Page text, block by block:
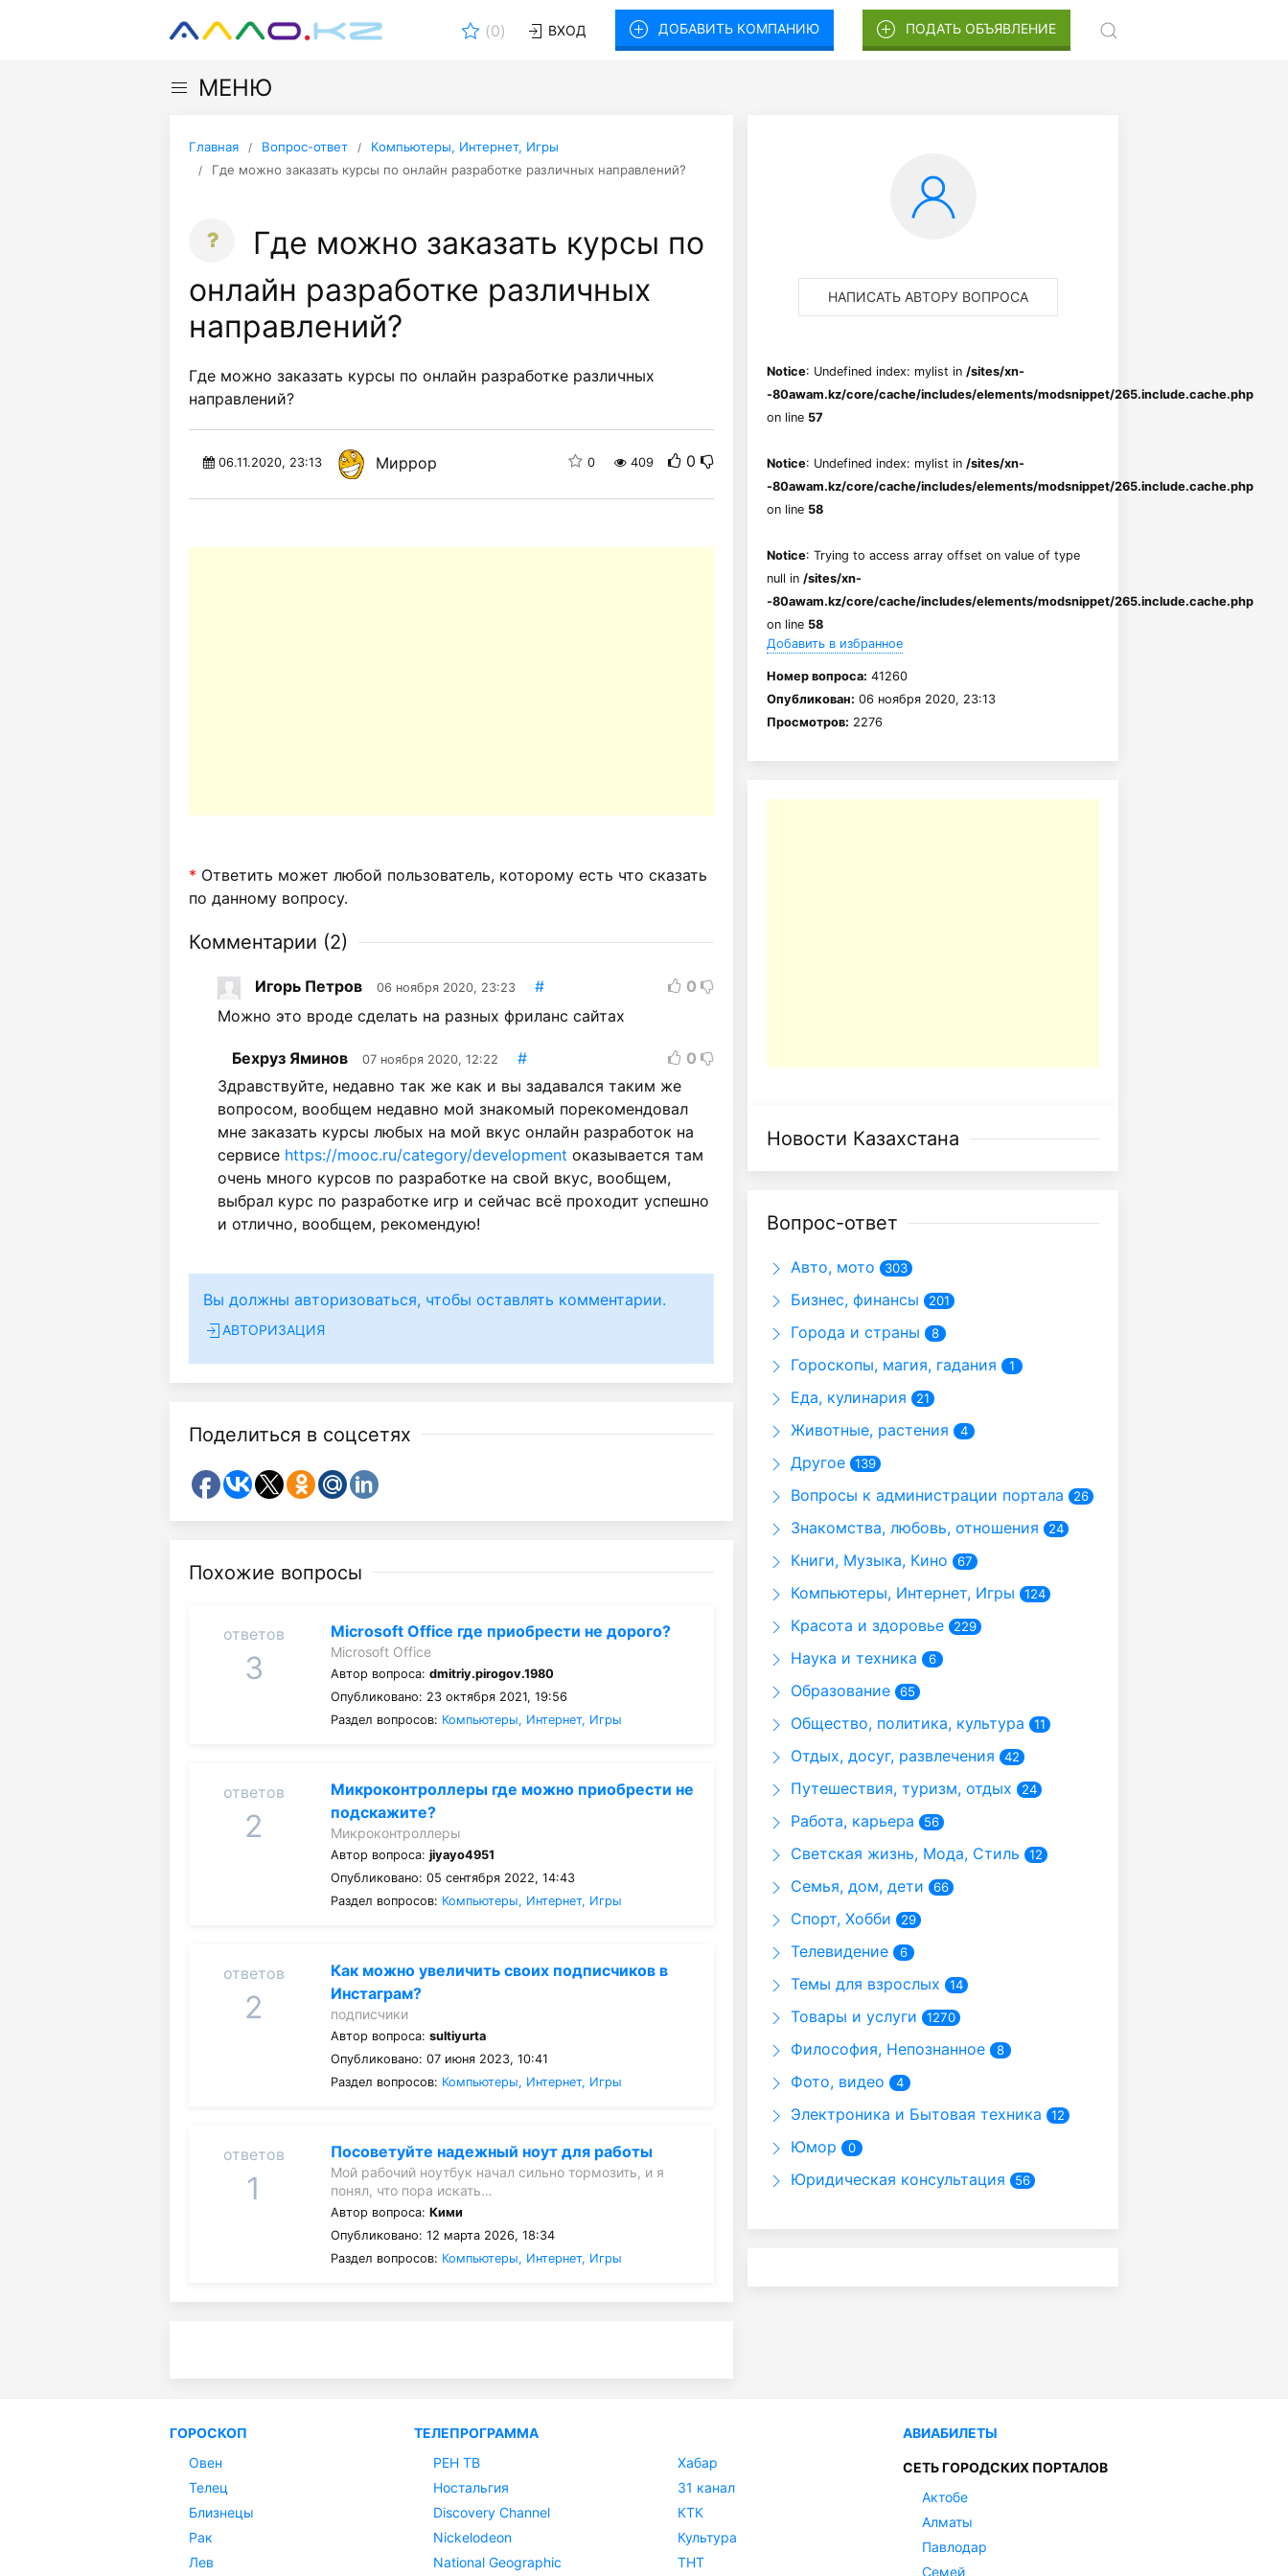
(0) ВХОД ДОБАВИТЬ КОМПАНИЮ ПОДАТЬ ОБЪЯВЛЕНИЕ
МЕНЮ
Главная Вопрос-ответ
Компьютеры, Интернет, Игры
Где можно заказать курсы по онлайн разработке различных направлений?
Где можно заказать курсы по
онлайн разработке различных
направлений?
Где можно заказать курсы по онлайн разработке различных
направлений?
06.11.2020, 23:13 Миррор 0 409 0
* Ответить может любой пользователь, которому есть что сказать
по данному вопросу.
Комментарии (2)
Игорь Петров 06 ноября 2020, 23:23 #
0
Можно это вроде сделать на разных фриланс сайтах
Бехруз Яминов 07 ноября 2020, 12:22 #
0
Здравствуйте, недавно так же как и вы задавался таким же
вопросом, вообщем недавно мой знакомый порекомендовал
мне заказать курсы любых на мой вкус онлайн разработок на
сервисе https://mooc.ru/category/development оказывается там
очень много курсов по разработке на свой вкус, вообщем,
выбрал курс по разработке игр и сейчас всё проходит успешно
и отлично, вообщем, рекомендую!
Вы должны авторизоваться, чтобы оставлять комментарии.
АВТОРИЗАЦИЯ
Поделиться в соцсетях
Похожие вопросы
ответов
3
Microsoft Office где приобрести не дорого?
Microsoft Office
Автор вопроса:dmitriy.pirogov.1980
Опубликовано: 23 октября 2021, 19:56
Раздел вопросов: Компьютеры, Интернет, Игры
ответов
2
Микроконтроллеры где можно приобрести не
подскажите?
Микроконтроллеры
Автор вопроса:jiyayo4951
Опубликовано: 05 сентября 2022, 14:43
Раздел вопросов: Компьютеры, Интернет, Игры
ответов
2
Как можно увеличить своих подписчиков в
Инстаграм?
подписчики
Автор вопроса:sultiyurta
Опубликовано: 07 июня 2023, 10:41
Раздел вопросов: Компьютеры, Интернет, Игры
ответов
1
Посоветуйте надежный ноут для работы
Мой рабочий ноутбук начал сильно тормозить, и я
понял, что пора искать…
Автор вопроса:Кими
Опубликовано: 12 марта 2026, 18:34
Раздел вопросов: Компьютеры, Интернет, Игры
НАПИСАТЬ АВТОРУ ВОПРОСА
Notice: Undefined index: mylist in /sites/xn-
-80awam.kz/core/cache/includes/elements/modsnippet/265.include.cache.php
on line 57
Notice: Undefined index: mylist in /sites/xn-
-80awam.kz/core/cache/includes/elements/modsnippet/265.include.cache.php
on line 58
Notice: Trying to access array offset on value of type
null in /sites/xn-
-80awam.kz/core/cache/includes/elements/modsnippet/265.include.cache.php
on line 58
Добавить в избранное
Номер вопроса: 41260
Опубликован: 06 ноября 2020, 23:13
Просмотров: 2276
Новости Казахстана
Вопрос-ответ
Авто, мото 303
Бизнес, финансы 201
Города и страны 8
Гороскопы, магия, гадания 1
Еда, кулинария 21
Животные, растения 4
Другое 139
Вопросы к администрации портала 26
Знакомства, любовь, отношения 24
Книги, Музыка, Кино 67
Компьютеры, Интернет, Игры 124
Красота и здоровье 229
Наука и техника 6
Образование 65
Общество, политика, культура 11
Отдых, досуг, развлечения 42
Путешествия, туризм, отдых 24
Работа, карьера 56
Светская жизнь, Мода, Стиль 12
Семья, дом, дети 66
Спорт, Хобби 29
Телевидение 6
Темы для взрослых 14
Товары и услуги 1270
Философия, Непознанное 8
Фото, видео 4
Электроника и Бытовая техника 12
Юмор 0
Юридическая консультация 56
ГОРОСКОП
Овен
Телец
Близнецы
Рак
Лев
ТЕЛЕПРОГРАММА
РЕН ТВ
Ностальгия
Discovery Channel
Nickelodeon
National Geographic
Хабар
31 канал
КТК
Культура
ТНТ
АВИАБИЛЕТЫ
СЕТЬ ГОРОДСКИХ ПОРТАЛОВ
Актобе
Алматы
Павлодар
Семей